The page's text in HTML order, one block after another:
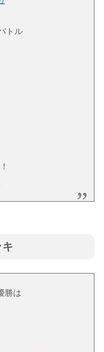
トル
勝は